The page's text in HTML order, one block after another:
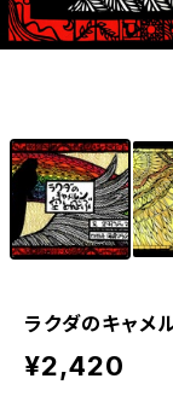
ラクダのキャメ
¥2,420